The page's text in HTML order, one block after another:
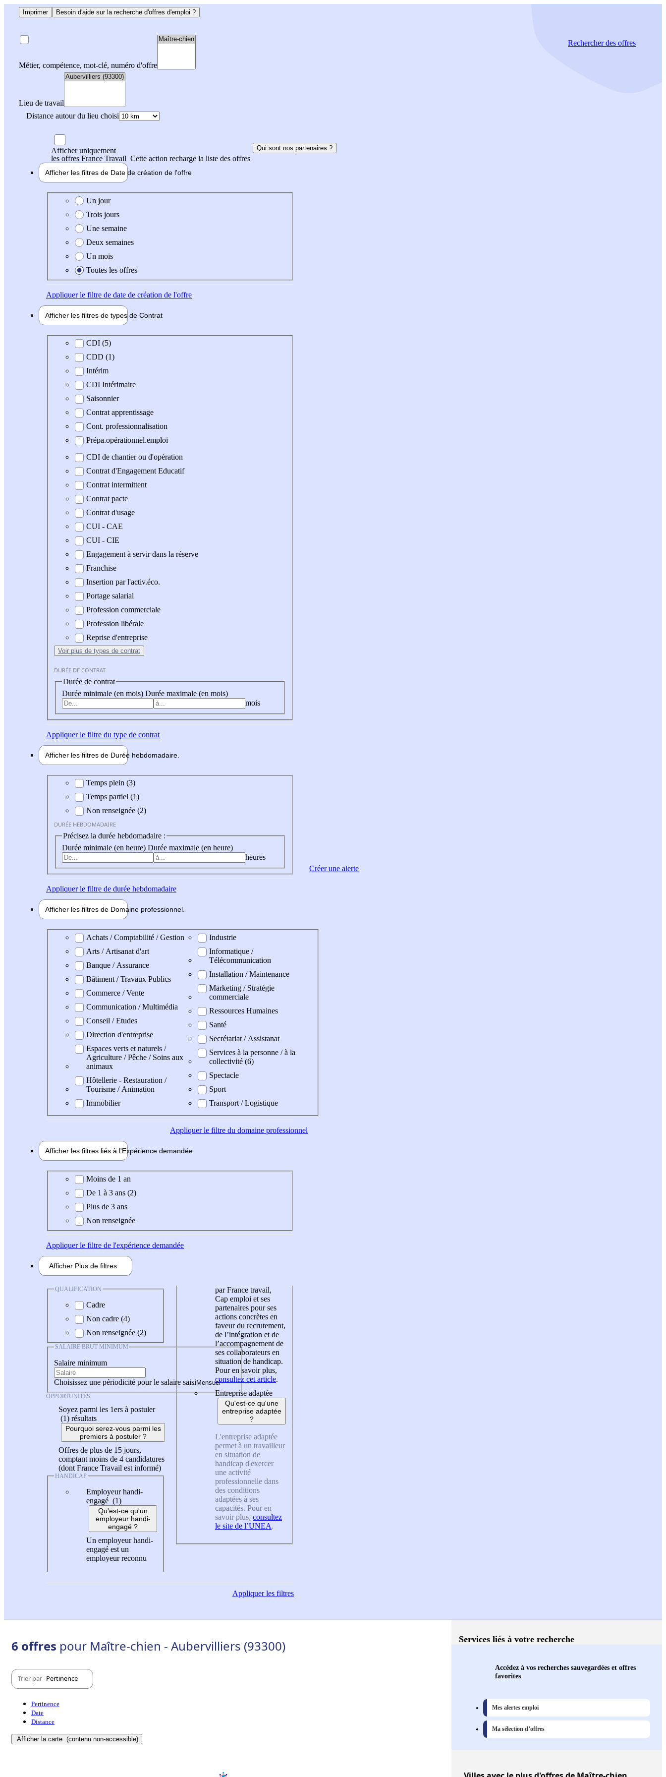
Imprimer Besoin d'aide sur la recherche d'offres d'emploi ?
Métier, compétence, mot-clé, numéro d'offre
Lieu de travail
Distance autour du lieu choisi
Rechercherdes offres
Afficher uniquement
les offres France Travail Cette action recharge la liste des offres
Qui sont nos partenaires ?
Afficher les filtres de Date de création de l'offre
Date de création de l'offre
Un jour
Trois jours
Une semaine
Deux semaines
Un mois
Toutes les offres
Appliquerle filtre de date de création de l'offre
Afficher les filtres de types de Contrat
Type de contrat
CDI (5)
CDD (1)
Intérim
CDI Intérimaire
Saisonnier
Contrat apprentissage
Cont. professionnalisation
Prépa.opérationnel.emploi
CDI de chantier ou d'opération
Contrat d'Engagement Educatif
Contrat intermittent
Contrat pacte
Contrat d'usage
CUI - CAE
CUI - CIE
Engagement à servir dans la réserve
Franchise
Insertion par l'activ.éco.
Portage salarial
Profession commerciale
Profession libérale
Reprise d'entreprise
Voir plus de types de contrat
DURÉE DE CONTRAT
Durée de contrat
Durée minimale (en mois) Durée maximale (en mois)
mois
Appliquerle filtre du type de contrat
Afficher les filtres de Durée hebdomadaire
Durée hebdomadaire
Temps plein (3)
Temps partiel (1)
Non renseignée (2)
DURÉE HEBDOMADAIRE
Précisez la durée hebdomadaire :
Durée minimale (en heure) Durée maximale (en heure)
heures
Appliquerle filtre de durée hebdomadaire
Afficher les filtres de Domaine professionnel
Domaine professionel
Achats / Comptabilité / Gestion
Arts / Artisanat d'art
Banque / Assurance
Bâtiment / Travaux Publics
Commerce / Vente
Communication / Multimédia
Conseil / Etudes
Direction d'entreprise
Espaces verts et naturels /
Agriculture / Pêche / Soins aux
animaux
Hôtellerie - Restauration /
Tourisme / Animation
Immobilier
Industrie
Informatique /
Télécommunication
Installation / Maintenance
Marketing / Stratégie
commerciale
Ressources Humaines
Santé
Secrétariat / Assistanat
Services à la personne / à la
collectivité (6)
Spectacle
Sport
Transport / Logistique
Appliquerle filtre du domaine professionnel
Afficher les filtres liés à l'Expérience demandée
Expérience demandée
Moins de 1 an
De 1 à 3 ans (2)
Plus de 3 ans
Non renseignée
Appliquerle filtre de l'expérience demandée
Afficher Plus de filtres
QUALIFICATION
Cadre
Non cadre (4)
Non renseignée (2)
SALAIRE BRUT MINIMUM
Salaire minimum
Choisissez une périodicité pour le salaire saisi
OPPORTUNITÉS
Soyez parmi les 1ers à postuler
(1) résultats
Pourquoi serez-vous parmi les
premiers à postuler ?
Offres de plus de 15 jours,
comptant moins de 4 candidatures
(dont France Travail est informé)
HANDICAP
Employeur handi-
engagé (1)
Qu'est-ce qu'un
employeur handi-
engagé ?
Un employeur handi-
engagé est un
employeur reconnu
par France travail,
Cap emploi et ses
partenaires pour ses
actions concrètes en
faveur du recrutement,
de l’intégration et de
l’accompagnement de
ses collaborateurs en
situation de handicap.
Pour en savoir plus,
consultez cet article.
Entreprise adaptée
Qu'est-ce qu'une
entreprise adaptée
?
L'entreprise adaptée
permet à un travailleur
en situation de
handicap d'exercer
une activité
professionnelle dans
des conditions
adaptées à ses
capacités. Pour en
savoir plus, consultez
le site de l’UNEA.
Appliquerles filtres
Créer une alerte
6 offres pour Maître-chien - Aubervilliers (93300)
Trier par Pertinence
Pertinence
Date
Distance
Afficher la carte (contenu non-accessible)
Services liés à votre recherche
Accédez à vos recherches sauvegardées et offres
favorites
Mes alertes emploi
Ma sélection d’offres